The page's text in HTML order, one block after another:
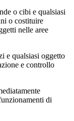
o cibi e qualsiasi
o costituire
nelle aree
e qualsiasi oggetto
e controllo
di